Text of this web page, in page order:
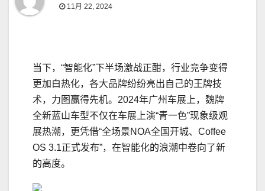
11月 22, 2024
当下，“智能化”下半场激战正酣，行业竞争变得
更加白热化，各大品牌纷纷亮出自己的王牌技
术，力图赢得先机。2024年广州车展上，魏牌
全新蓝山车型不仅在车展上演“青一色”现象级观
展热潮，更凭借“全场景NOA全国开城、Coffee
OS 3.1正式发布”，在智能化的浪潮中卷向了新
的高度。